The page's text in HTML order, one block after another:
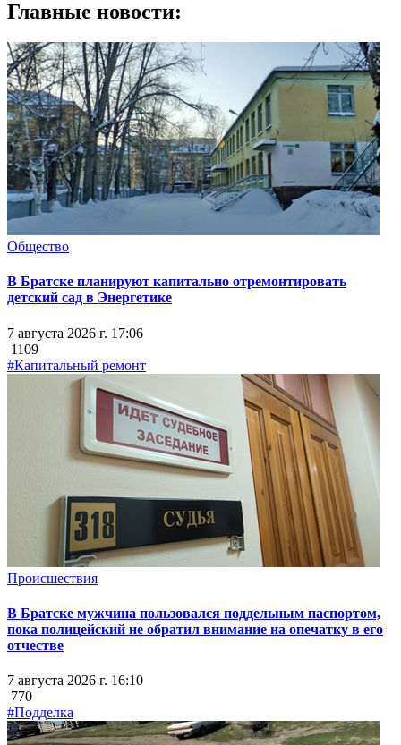
Главные новости:
Общество
В Братске планируют капитально отремонтировать
детский сад в Энергетике
7 августа 2026 г. 17:06
1109
#Капитальный ремонт
Происшествия
В Братске мужчина пользовался поддельным паспортом,
пока полицейский не обратил внимание на опечатку в его
отчестве
7 августа 2026 г. 16:10
770
#Подделка